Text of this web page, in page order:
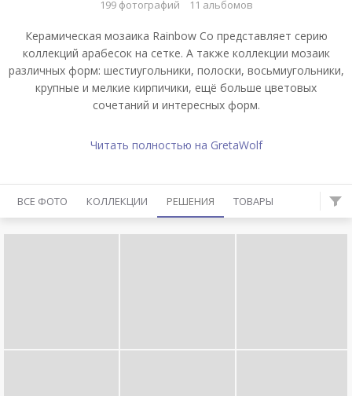
199 фотографий 11 альбомов
Керамическая мозаика Rainbow Co представляет серию
коллекций арабесок на сетке. А также коллекции мозаик
различных форм: шестиугольники, полоски, восьмиугольники,
крупные и мелкие кирпичики, ещё больше цветовых
сочетаний и интересных форм.
Читать полностью на GretaWolf
ВСЕ ФОТО КОЛЛЕКЦИИ РЕШЕНИЯ ТОВАРЫ